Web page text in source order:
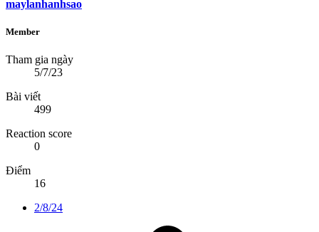
maylanhanhsao
Member
Tham gia ngày
5/7/23
Bài viết
499
Reaction score
0
Điểm
16
2/8/24